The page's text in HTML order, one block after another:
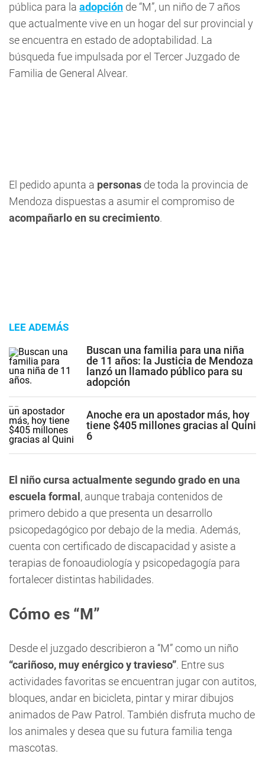
pública para la adopción de “M”, un niño de 7 años
que actualmente vive en un hogar del sur provincial y
se encuentra en estado de adoptabilidad. La
búsqueda fue impulsada por el Tercer Juzgado de
Familia de General Alvear.
El pedido apunta a personas de toda la provincia de
Mendoza dispuestas a asumir el compromiso de
acompañarlo en su crecimiento.
LEE ADEMÁS
Buscan una familia para una niña
de 11 años: la Justicia de Mendoza
lanzó un llamado público para su
adopción
Anoche era un apostador más, hoy
tiene $405 millones gracias al Quini
6
El niño cursa actualmente segundo grado en una
escuela formal , aunque trabaja contenidos de
primero debido a que presenta un desarrollo
psicopedagógico por debajo de la media. Además,
cuenta con certificado de discapacidad y asiste a
terapias de fonoaudiología y psicopedagogía para
fortalecer distintas habilidades.
Cómo es “M”
Desde el juzgado describieron a “M” como un niño
“cariñoso, muy enérgico y travieso”. Entre sus
actividades favoritas se encuentran jugar con autitos,
bloques, andar en bicicleta, pintar y mirar dibujos
animados de Paw Patrol. También disfruta mucho de
los animales y desea que su futura familia tenga
mascotas.